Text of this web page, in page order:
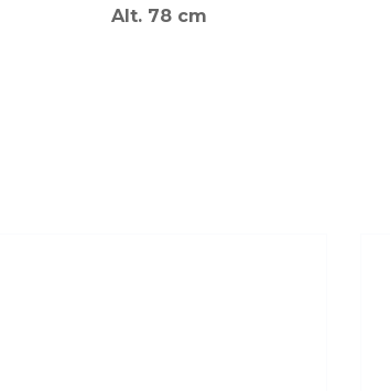
Alt. 78 cm